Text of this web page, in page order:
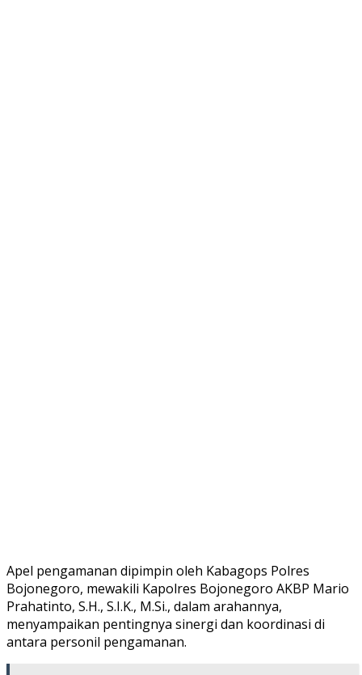
Apel pengamanan dipimpin oleh Kabagops Polres
Bojonegoro, mewakili Kapolres Bojonegoro AKBP Mario
Prahatinto, S.H., S.I.K., M.Si., dalam arahannya,
menyampaikan pentingnya sinergi dan koordinasi di
antara personil pengamanan.